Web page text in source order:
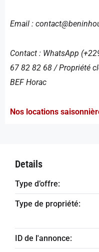
Email :
Contact : WhatsApp
67 82 82 68 / Propriété
BEF Horac
Nos locations
Details
Type d’offre:
Type de propriété:
ID de l'annonce: